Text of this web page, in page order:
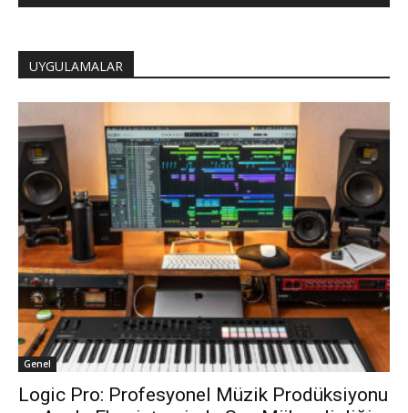
UYGULAMALAR
Genel
Logic Pro: Profesyonel Müzik Prodüksiyonu